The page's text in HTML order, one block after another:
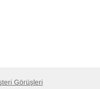
Görüşleri